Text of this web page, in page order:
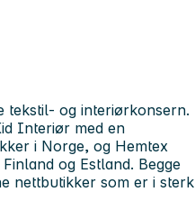
tekstil- og interiørkonsern.
Interiør med en
i Norge, og Hemtex
og Estland. Begge
nettbutikker som er i sterk